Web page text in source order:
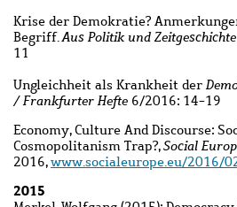
Krise der Demokratie?
Begriff.Aus Politik und
11
Ungleichheit als Krankheit der
/ Frankfurter Hefte 6/2016: 14-19
Economy, Culture And Discourse:
Cosmopolitanism Trap?,Social
2016,www.socialeurope.eu/2016/
2015